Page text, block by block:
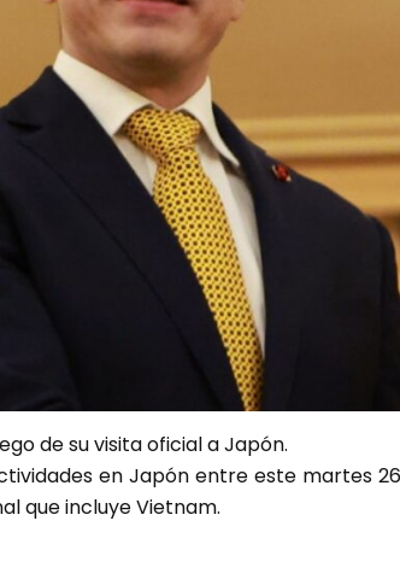
de su visita oficial a Japón.
en Japón entre este martes
que incluye Vietnam.